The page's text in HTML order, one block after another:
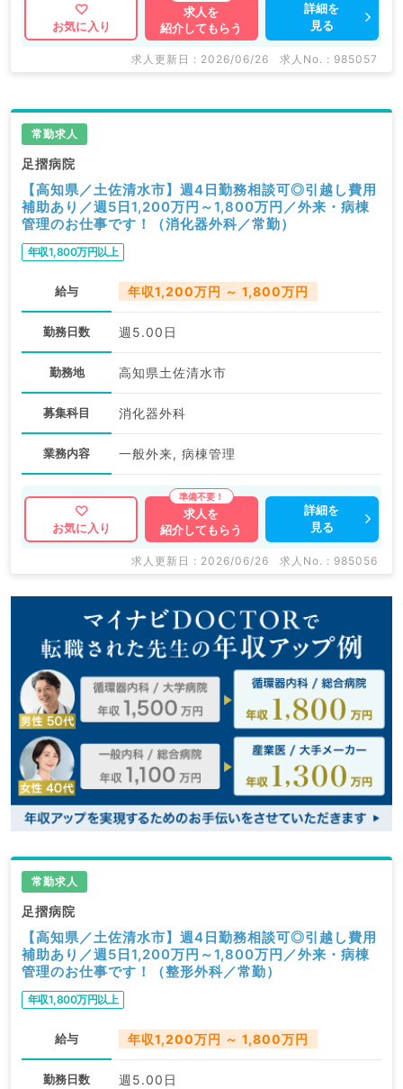
お気に入り
求人を
紹介してもらう
詳細を
見る
求人更新日 : 2026/06/26 求人No. : 985057
常勤求人
足摺病院
【高知県／土佐清水市】週4日勤務相談可◎引越し費用
補助あり／週5日1,200万円～1,800万円／外来・病棟
管理のお仕事です！（消化器外科／常勤）
年収1,800万円以上
給与 年収1,200万円 ～ 1,800万円
勤務日数 週5.00日
勤務地 高知県土佐清水市
募集科目 消化器外科
業務内容 一般外来, 病棟管理
お気に入り
求人を
紹介してもらう
詳細を
見る
求人更新日 : 2026/06/26 求人No. : 985056
常勤求人
足摺病院
【高知県／土佐清水市】週4日勤務相談可◎引越し費用
補助あり／週5日1,200万円～1,800万円／外来・病棟
管理のお仕事です！（整形外科／常勤）
年収1,800万円以上
給与 年収1,200万円 ～ 1,800万円
勤務日数 週5.00日